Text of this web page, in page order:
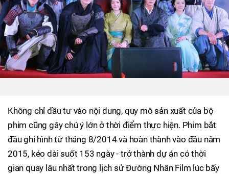
Không chỉ đầu tư vào nội dung, quy mô sản xuất của bộ
phim cũng gây chú ý lớn ở thời điểm thực hiện. Phim bắt
đầu ghi hình từ tháng 8/2014 và hoàn thành vào đầu năm
2015, kéo dài suốt 153 ngày - trở thành dự án có thời
gian quay lâu nhất trong lịch sử Đường Nhân Film lúc bấy